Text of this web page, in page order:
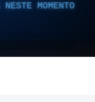
MOMENTO